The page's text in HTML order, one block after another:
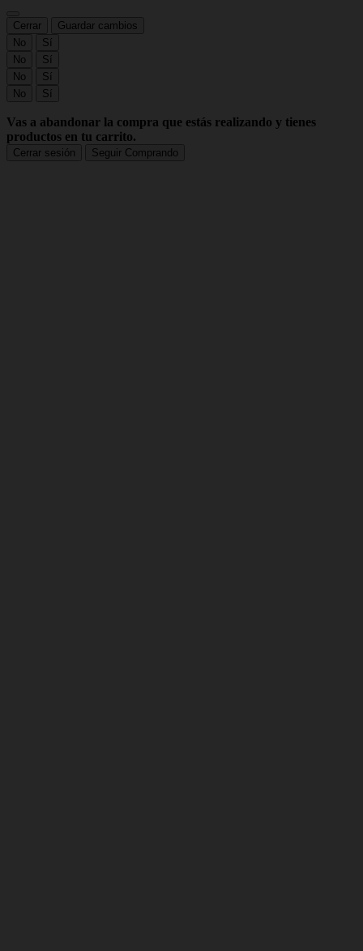
Cerrar
Guardar cambios
No
Sí
No
Sí
No
Sí
No
Sí
Vas a abandonar la compra que estás realizando y tienes
productos en tu carrito.
Cerrar sesión Seguir Comprando